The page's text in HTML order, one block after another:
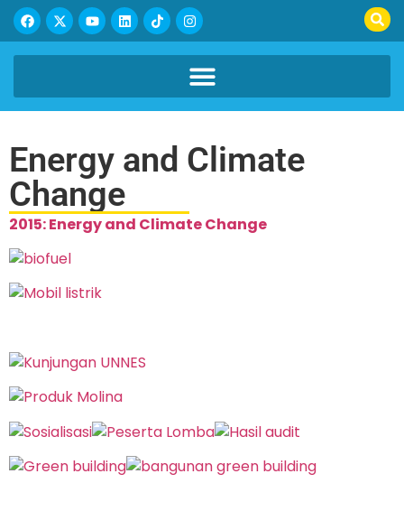
Energy and Climate
Change
2015: Energy and Climate Change